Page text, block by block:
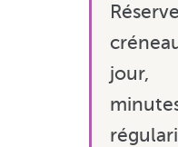
jour,